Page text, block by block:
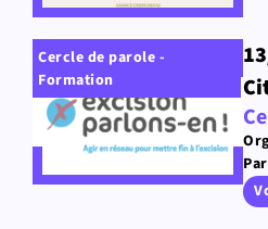
Cercle de parole -
Formation